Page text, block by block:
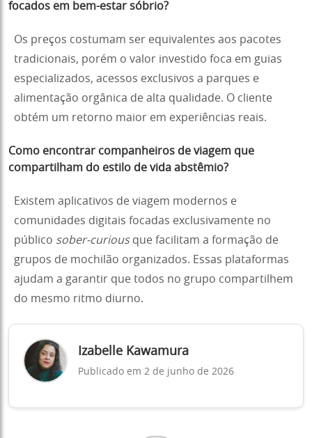
focados em bem-estar sóbrio?
Os preços costumam ser equivalentes aos pacotes
tradicionais, porém o valor investido foca em guias
especializados, acessos exclusivos a parques e
alimentação orgânica de alta qualidade. O cliente
obtém um retorno maior em experiências reais.
Como encontrar companheiros de viagem que
compartilham do estilo de vida abstêmio?
Existem aplicativos de viagem modernos e
comunidades digitais focadas exclusivamente no
público sober-curiousque facilitam a formação de
grupos de mochilão organizados. Essas plataformas
ajudam a garantir que todos no grupo compartilhem
do mesmo ritmo diurno.
Izabelle Kawamura
Publicado em 2 de junho de 2026